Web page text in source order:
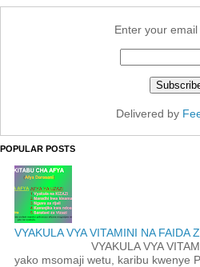
Enter your
Delivered by
POPULAR POSTS
VYAKULA VYA VITAMINI NA FAIDA
VYAKULA VYA VITAMINI
yako msomaji wetu, karibu kwenye